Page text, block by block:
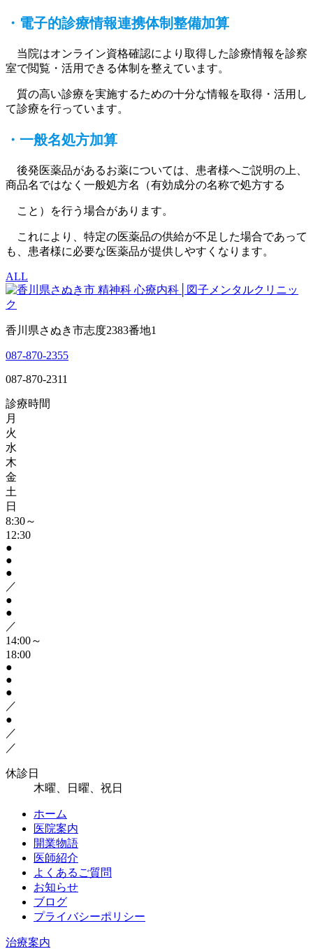
・電子的診療情報連携体制整備加算
当院はオンライン資格確認により取得した診療情報を診察
室で閲覧・活用できる体制を整えています。
質の高い診療を実施するための十分な情報を取得・活用し
て診療を行っています。
・一般名処方加算
後発医薬品があるお薬については、患者様へご説明の上、
商品名ではなく一般処方名（有効成分の名称で処方する
こと）を行う場合があります。
これにより、特定の医薬品の供給が不足した場合であって
も、患者様に必要な医薬品が提供しやすくなります。
ALL
香川県さぬき市志度2383番地1
087-870-2355
087-870-2311
診療時間
月
火
水
木
金
土
日
8:30～
12:30
●
●
●
／
●
●
／
14:00～
18:00
●
●
●
／
●
／
／
休診日
木曜、日曜、祝日
ホーム
医院案内
開業物語
医師紹介
よくあるご質問
お知らせ
ブログ
プライバシーポリシー
治療案内